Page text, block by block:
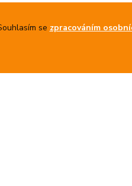
se zpracováním